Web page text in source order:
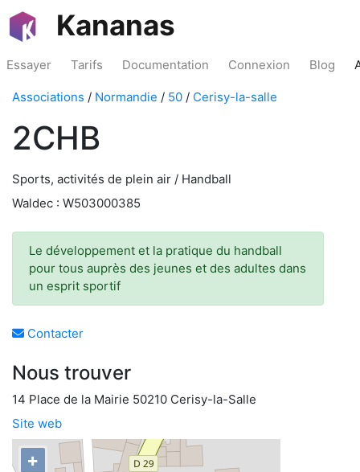
Kananas
Essayer Tarifs Documentation Connexion Blog
Associations / Normandie / 50 / Cerisy-la-salle
2CHB
Sports, activités de plein air / Handball
Waldec : W503000385
Le développement et la pratique du handball
pour tous auprès des jeunes et des adultes dans
un esprit sportif
Contacter
Nous trouver
14 Place de la Mairie 50210 Cerisy-la-Salle
Site web
+